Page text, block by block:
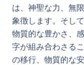
は、神聖な力、無
象徴します。そし
物質的な豊かさ、
字が組み合わさる
の移行、物質的な